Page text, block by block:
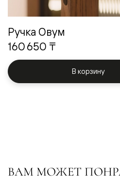
Ручка Овум
160 650 ₸
В корзину
ВАМ МОЖЕТ